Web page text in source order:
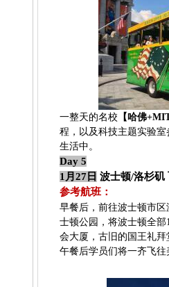
一整天的名校 【哈佛
程，以及科技主题实验
生活中。
Day 5
1月27日 波士顿/洛杉矶
参考航班：
早餐后，前往波士顿市区
士顿公园，将波士顿全
会大厦，古旧的国王礼
午餐后学员们将一齐飞